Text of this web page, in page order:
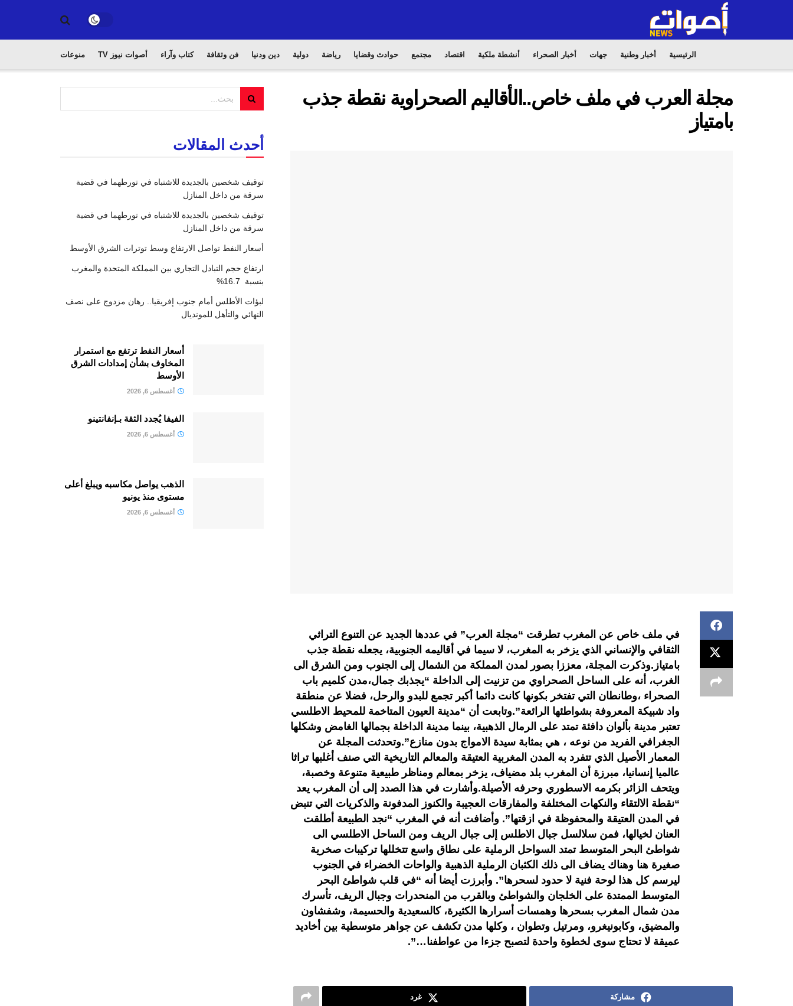
الرئيسية أخبار وطنية جهات أخبار الصحراء أنشطة ملكية اقتصاد مجتمع حوادث وقضايا رياضة دولية دين ودنيا فن وثقافة كتاب وآراء أصوات نيوز TV منوعات
مجلة العرب في ملف خاص..الأقاليم الصحراوية نقطة جذب
بامتياز
في ملف خاص عن المغرب تطرقت “مجلة العرب” في عددها الجديد عن التنوع التراثي
الثقافي والإنساني الذي يزخر به المغرب، لا سيما في أقاليمه الجنوبية، يجعله نقطة جذب
بامتياز.وذكرت المجلة، معززا بصور لمدن المملكة من الشمال إلى الجنوب ومن الشرق الى
الغرب، أنه على الساحل الصحراوي من تزنيت إلى الداخلة “يجذبك جمال،مدن كلميم باب
الصحراء ،وطانطان التي تفتخر بكونها كانت دائما أكبر تجمع للبدو والرحل، فضلا عن منطقة
واد شبيكة المعروفة بشواطئها الرائعة”.وتابعت أن “مدينة العيون المتاخمة للمحيط الاطلسي
تعتبر مدينة بألوان دافئة تمتد على الرمال الذهبية، بينما مدينة الداخلة بجمالها الغامض وشكلها
الجغرافي الفريد من نوعه ، هي بمثابة سيدة الامواج بدون منازع”.وتحدثت المجلة عن
المعمار الأصيل الذي تتفرد به المدن المغربية العتيقة والمعالم التاريخية التي صنف أغلبها تراثا
عالميا إنسانيا، مبرزة أن المغرب بلد مضياف، يزخر بمعالم ومناظر طبيعية متنوعة وخصبة،
ويتحف الزائر بكرمه الاسطوري وحرفه الأصيلة.وأشارت في هذا الصدد إلى أن المغرب يعد
“نقطة الالتقاء والنكهات المختلفة والمفارقات العجيبة والكنوز المدفونة والذكريات التي تنبض
في المدن العتيقة والمحفوظة في ازقتها”. وأضافت أنه في المغرب “نجد الطبيعة أطلقت
العنان لخيالها، فمن سلالسل جبال الاطلس إلى جبال الريف ومن الساحل الاطلسي الى
شواطئ البحر المتوسط تمتد السواحل الرملية على نطاق واسع تتخللها تركيبات صخرية
صغيرة هنا وهناك يضاف الى ذلك الكثبان الرملية الذهبية والواحات الخضراء في الجنوب
ليرسم كل هذا لوحة فنية لا حدود لسحرها”. وأبرزت أيضا أنه “في قلب شواطئ البحر
المتوسط الممتدة على الخلجان والشواطئ وبالقرب من المنحدرات وجبال الريف، تأسرك
مدن شمال المغرب بسحرها وهمسات أسرارها الكثيرة، كالسعيدية والحسيمة، وشفشاون
والمضيق، وكابونيغرو، ومرتيل وتطوان ، وكلها مدن تكشف عن جواهر متوسطية بين أخاديد
عميقة لا تحتاج سوى لخطوة واحدة لتصبح جزءا من عواطفنا…”.
مشاركة غرد
أحدث المقالات
توقيف شخصين بالجديدة للاشتباه في تورطهما في قضية
سرقة من داخل المنازل
توقيف شخصين بالجديدة للاشتباه في تورطهما في قضية
سرقة من داخل المنازل
أسعار النفط تواصل الارتفاع وسط توترات الشرق الأوسط
ارتفاع حجم التبادل التجاري بين المملكة المتحدة والمغرب
بنسبة 16.7%
لبؤات الأطلس أمام جنوب إفريقيا.. رهان مزدوج على نصف
النهائي والتأهل للمونديال
أسعار النفط ترتفع مع استمرار
المخاوف بشأن إمدادات الشرق
الأوسط
أغسطس 6, 2026
الفيفا يُجدد الثقة بـإنفانتينو
أغسطس 6, 2026
الذهب يواصل مكاسبه ويبلغ أعلى
مستوى منذ يونيو
أغسطس 6, 2026